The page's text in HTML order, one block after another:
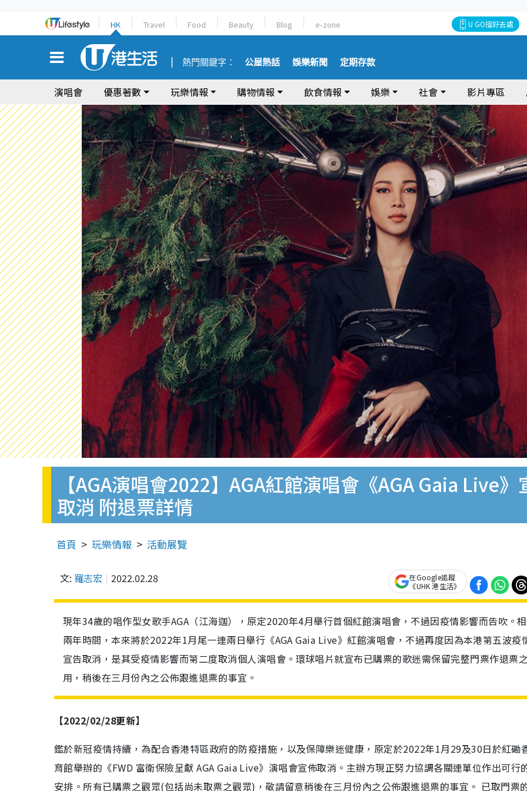
HK Travel Food Beauty Blog e-zone U GO搵好去處
熱門關鍵字： 公屋熱話 娛樂新聞 定期存款
演唱會 優惠著數 玩樂情報 購物情報 飲食情報 娛樂 社會 影片專區
【AGA演唱會2022】AGA紅館演唱會《AGA Gaia Live
取消 附退票詳情
首頁 玩樂情報 活動展覽
文: 羅志宏 2022.02.28
在Google追蹤
《UHK 港生活》
現年34歲的唱作型女歌手AGA（江海迦），原定2020年4月舉行首個紅館演唱會，不過因疫情影響而告吹。
兩年時間，本來將於2022年1月尾一連兩日舉行《AGA Gaia Live》紅館演唱會，不過再度因為本港第五波疫
宣告取消，是其受疫情影響而第二度取消個人演唱會。環球唱片就宣布已購票的歌迷需保留完整門票作退票
用，稍後在三月份內之公佈跟進退票的事宜。
【2022/02/28更新】
鑑於新冠疫情持續，為配合香港特區政府的防疫措施，以及保障樂迷健康，原定於2022年1月29及30日於紅磡
育館舉辦的《FWD 富衛保險呈獻 AGA Gaia Live》演唱會宣佈取消。主辦方現正努力協調各關連單位作出可行
安排。所有已購票之觀眾(包括尚未取票之觀眾)，敬請留意稍後在三月份內之公佈跟進退票的事宜。 已取門票